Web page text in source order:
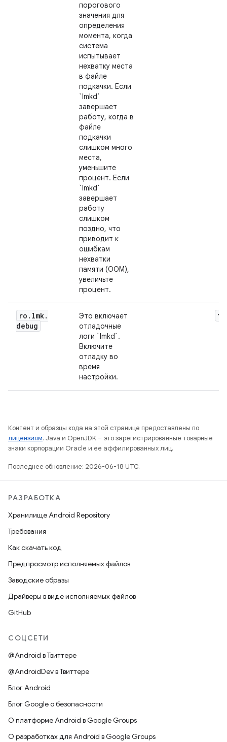
порогового
значения для
определения
момента, когда
система
испытывает
нехватку места
в файле
подкачки. Если
`lmkd`
завершает
работу, когда в
файле
подкачки
слишком много
места,
уменьшите
процент. Если
`lmkd`
завершает
работу
слишком
поздно, что
приводит к
ошибкам
нехватки
памяти (OOM),
увеличьте
процент.
ro . lmk.
debug
Это включает
отладочные
логи `lmkd`.
Включите
отладку во
время
настройки.
Контент и образцы кода на этой странице предоставлены по
лицензиям. Java и OpenJDK – это зарегистрированные товарные
знаки корпорации Oracle и ее аффилированных лиц.
Последнее обновление: 2026-06-18 UTC.
РАЗРАБОТКА
Хранилище Android Repository
Требования
Как скачать код
Предпросмотр исполняемых файлов
Заводские образы
Драйверы в виде исполняемых файлов
GitHub
СОЦСЕТИ
@Android в Твиттере
@AndroidDev в Твиттере
Блог Android
Блог Google о безопасности
О платформе Android в Google Groups
О разработках для Android в Google Groups